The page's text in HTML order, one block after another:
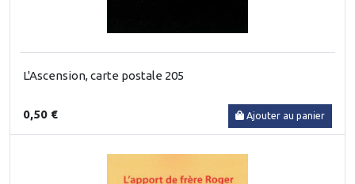
L'Ascension, carte postale 205
0,50 € Ajouter au panier